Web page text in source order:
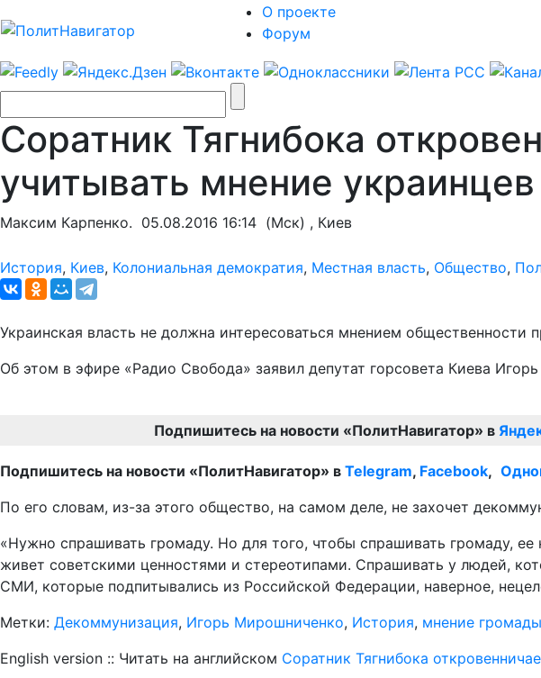
О проекте
Форум
Соратник Тягнибока
учитывать мнение украинцев
Максим Карпенко. 05.08.2016 16:14 (Мск) , Киев
История, Киев, Колониальная демократия, Местная власть, Общество,
Украинская власть не должна интересоваться мнением
Об этом в эфире «Радио Свобода» заявил депутат горсовета Киева
Подпишитесь на новости «ПолитНавигатор» в
Подпишитесь на новости «ПолитНавигатор» в Telegram, Facebook,
По его словам, из-за этого общество, на самом деле, не захочет
«Нужно спрашивать громаду. Но для того, чтобы спрашивать громаду,
живет советскими ценностями и стереотипами. Спрашивать у людей,
СМИ, которые подпитывались из Российской Федерации, наверное,
Метки: Декоммунизация, Игорь Мирошниченко, История, мнение громады
English version :: Читать на английском Соратник Тягнибока